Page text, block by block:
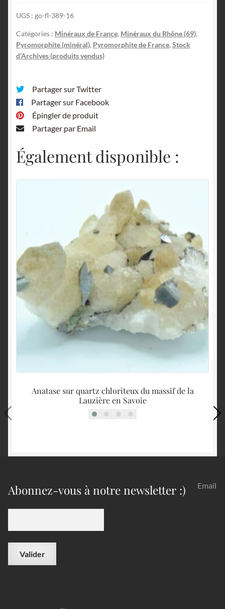
UGS : go-fl-389-16
Catégories : Minéraux de France, Minéraux du Rhône (69),
Pyromorphite (minéral), Pyromorphite de France, Stock
d'Archives (produits vendus)
Partager sur Twitter
Partager sur Facebook
Épingler de produit
Partager par Email
Également disponible :
Anatase sur quartz chloriteux du massif de la
Lauzière en Savoie
Abonnez-vous à notre newsletter :) Email